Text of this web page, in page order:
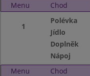
Menu Chod
1
Polévka
Jídlo
Doplněk
Nápoj
Menu
Chod